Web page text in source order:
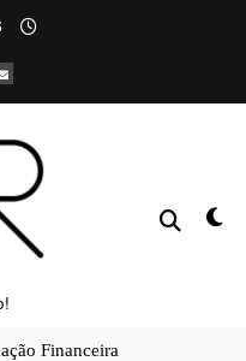
na Prática:
Saber Antes de
Financeira